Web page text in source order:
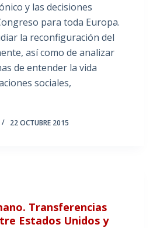
y las decisiones
para toda Europa.
la reconfiguración del
así como de analizar
de entender la vida
sociales,
22 OCTUBRE 2015
Transferencias
Estados Unidos y